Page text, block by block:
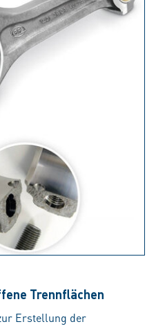
Trennflächen
Erstellung der